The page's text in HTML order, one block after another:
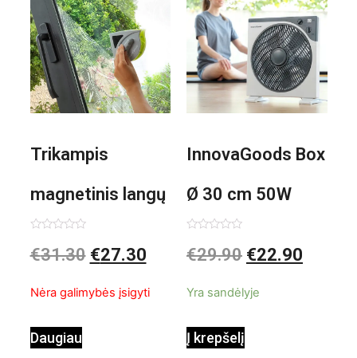
Trikampis
magnetinis langų
valiklis Klinmag
0
iš
€31.30 €27.30
Nėra galimybės įsigyti
Daugiau
InnovaGoods Box
Ø 30 cm 50W
Baltai pilkas
0
iš
€29.90 €22.90
Yra sandėlyje
Į krepšelį